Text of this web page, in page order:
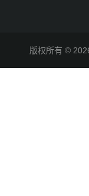
版权所有 ©